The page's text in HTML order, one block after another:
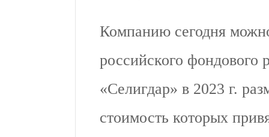
Компанию сегодня
российского фондового
«Селигдар» в 2023 г.
стоимость которых